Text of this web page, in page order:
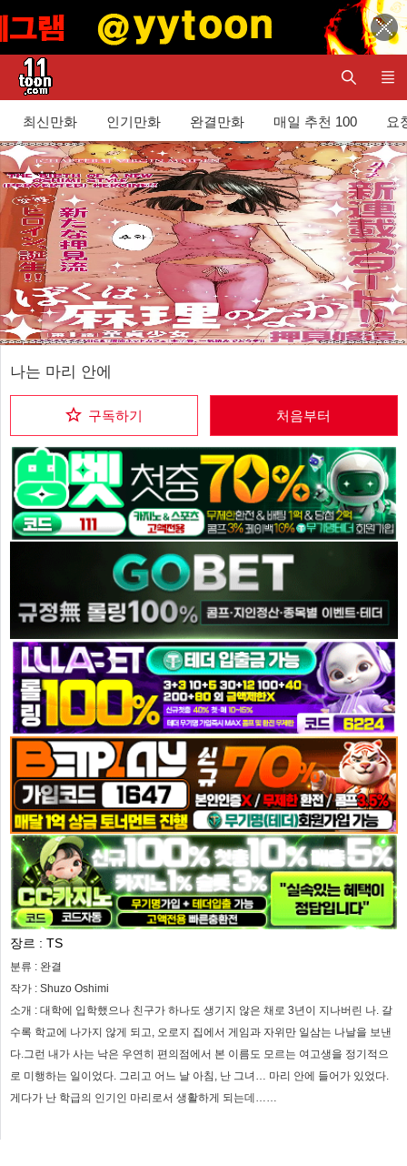
최신만화 인기만화 완결만화 매일 추천 100 요
나는 마리 안에
구독하기 처음부터
장르 : TS
분류 : 완결
작가 : Shuzo Oshimi
소개 : 대학에 입학했으나 친구가 하나도 생기지 않은 채로 3년이 지나버린 나. 갈
수록 학교에 나가지 않게 되고, 오로지 집에서 게임과 자위만 일삼는 나날을 보낸
다.그런 내가 사는 낙은 우연히 편의점에서 본 이름도 모르는 여고생을 정기적으
로 미행하는 일이었다. 그리고 어느 날 아침, 난 그녀… 마리 안에 들어가 있었다.
게다가 난 학급의 인기인 마리로서 생활하게 되는데……